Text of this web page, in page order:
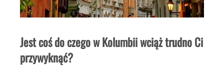
Jest coś do czego w Kolumbii wciąż trudno Ci
przywyknąć?